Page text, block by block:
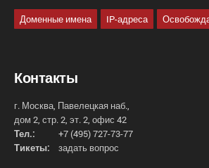
Доменные имена IP-адреса
Контакты
г. Москва, Павелецкая наб.,
дом 2, стр. 2, эт. 2, офис 42
Тел.:
+7 (495) 727-73-77
Тикеты:
задать вопрос